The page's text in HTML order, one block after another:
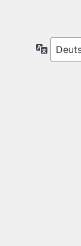
Sprache